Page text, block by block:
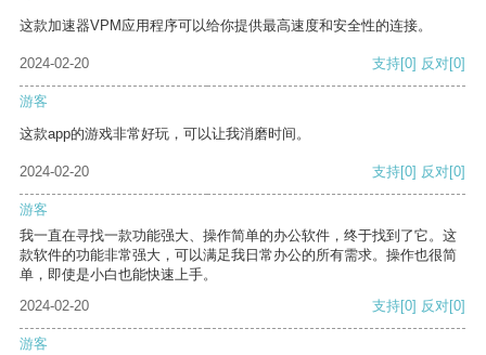
这款加速器VPM应用程序可以给你提供最高速度和安全性的连接。
2024-02-20 支持[0] 反对[0]
游客
这款app的游戏非常好玩，可以让我消磨时间。
2024-02-20 支持[0] 反对[0]
游客
我一直在寻找一款功能强大、操作简单的办公软件，终于找到了它。这
款软件的功能非常强大，可以满足我日常办公的所有需求。操作也很简
单，即使是小白也能快速上手。
2024-02-20
支持[0] 反对[0]
游客